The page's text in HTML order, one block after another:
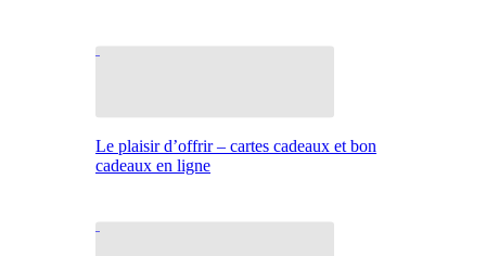
Le plaisir d’offrir – cartes cadeaux et bon
cadeaux en ligne